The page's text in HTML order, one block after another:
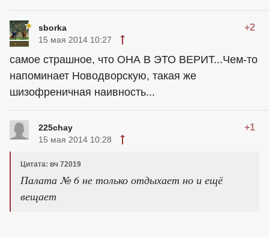
sborka +2
15 мая 2014 10:27
самое страшное, что ОНА В ЭТО ВЕРИТ...Чем-то
напоминает Новодворскую, такая же
шизофреничная наивность...
225chay +1
15 мая 2014 10:28
Цитата: вч 72019
Палата № 6 не только отдыхает но и ещё
вещает